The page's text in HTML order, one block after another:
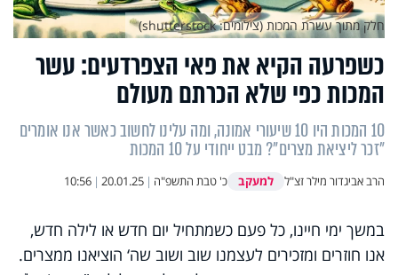
כשפרעה הקיא את פאי הצפרדעים: עשר
המכות כפי שלא הכרתם מעולם
10 המכות היו 10 שיעורי אמונה, ומה עלינו לחשוב כאשר אנו אומרים
"זכר ליציאת מצרים"? מבט ייחודי על 10 המכות
הרב אביגדור מילר זצ"ל למעקב כ' טבת התשפ"ה |
20.01.25
|
10:56
חלק מתוך עשרת המכות (צילומים: shutterstock)
במשך ימי חיינו, כל פעם כשמתחיל יום חדש או לילה חדש,
אנו חוזרים ומזכירים לעצמנו שוב ושוב שה‘ הוציאנו ממצרים.